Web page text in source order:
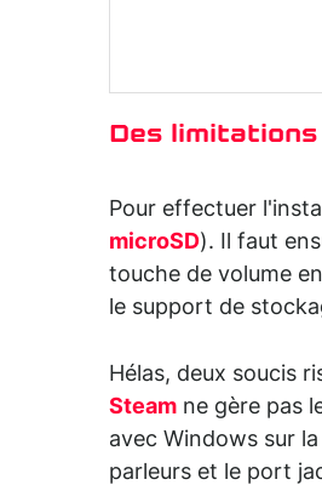
Des
Pour effectuer
microSD). Il faut
touche de volume
le support de
Hélas, deux soucis
Steam ne gère pas
avec Windows sur
parleurs et le port